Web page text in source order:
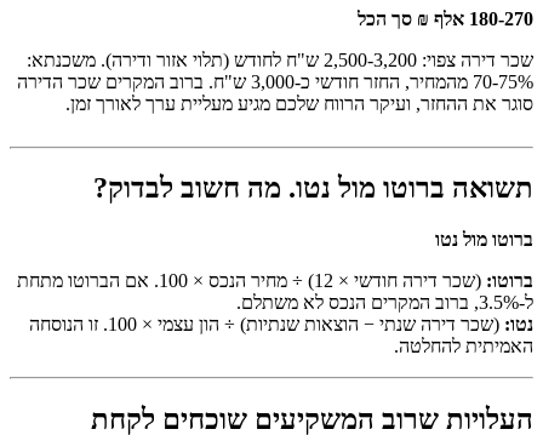
180-270 אלף ₪ סך הכל
שכר דירה צפוי: 2,500-3,200 ש"ח לחודש (תלוי אזור ודירה). משכנתא:
70-75% מהמחיר, החזר חודשי כ-3,000 ש"ח. ברוב המקרים שכר הדירה
סוגר את ההחזר, ועיקר הרווח שלכם מגיע מעליית ערך לאורך זמן.
תשואה ברוטו מול נטו. מה חשוב לבדוק?
ברוטו מול נטו
ברוטו:
(שכר דירה חודשי × 12) ÷ מחיר הנכס × 100. אם הברוטו מתחת
ל-3.5%, ברוב המקרים הנכס לא משתלם.
נטו:
(שכר דירה שנתי − הוצאות שנתיות) ÷ הון עצמי × 100. זו הנוסחה
האמיתית להחלטה.
העלויות שרוב המשקיעים שוכחים לקחת